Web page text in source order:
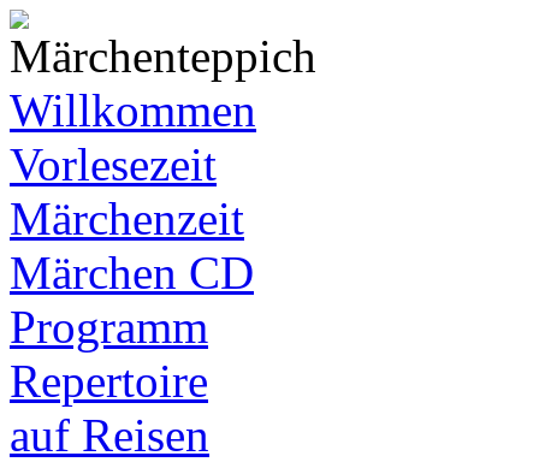
Willkommen
Vorlesezeit
Märchenzeit
Märchen CD
Programm
Repertoire
auf Reisen